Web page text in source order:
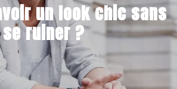
un look chic sans
se ruiner ?